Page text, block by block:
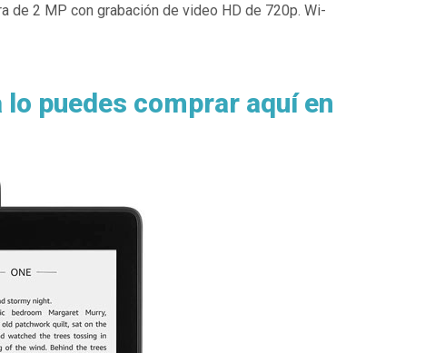
de 2 MP con grabación de video HD de 720p. Wi-
puedes comprar aquí en